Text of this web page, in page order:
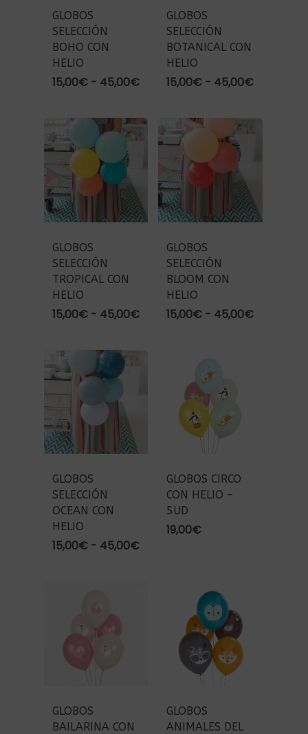
GLOBOS
SELECCIÓN
BOHO CON
HELIO
15,00€ - 45,00€Rango
desde
15,00€
hasta
45,00€
GLOBOS
SELECCIÓN
BOTANICAL CON
HELIO
15,00€ - 45,00€Rango
GLOBOS
SELECCIÓN
TROPICAL CON
HELIO
15,00€ - 45,00€Rango
GLOBOS
SELECCIÓN
BLOOM CON
HELIO
15,00€ - 45,00€Rango
GLOBOS
SELECCIÓN
OCEAN CON
HELIO
15,00€ - 45,00€Rango
GLOBOS CIRCO
CON HELIO –
5UD
19,00€
GLOBOS
BAILARINA CON
GLOBOS
ANIMALES DEL